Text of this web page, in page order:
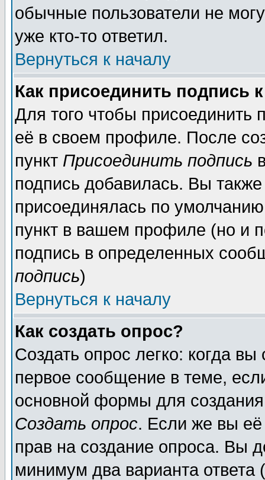
обычные пользователи не
уже кто-то ответил.
Вернуться к началу
Как присоединить подпись
Для того чтобы присоединить
её в своем профиле. После
пункт Присоединить подпись
подпись добавилась. Вы
присоединялась по
пункт в вашем профиле (но и
подпись в определенных
подпись)
Вернуться к началу
Как создать опрос?
Создать опрос легко: когда
первое сообщение в теме,
основной формы для
Создать опрос. Если же вы её
прав на создание опроса. Вы
минимум два варианта ответа